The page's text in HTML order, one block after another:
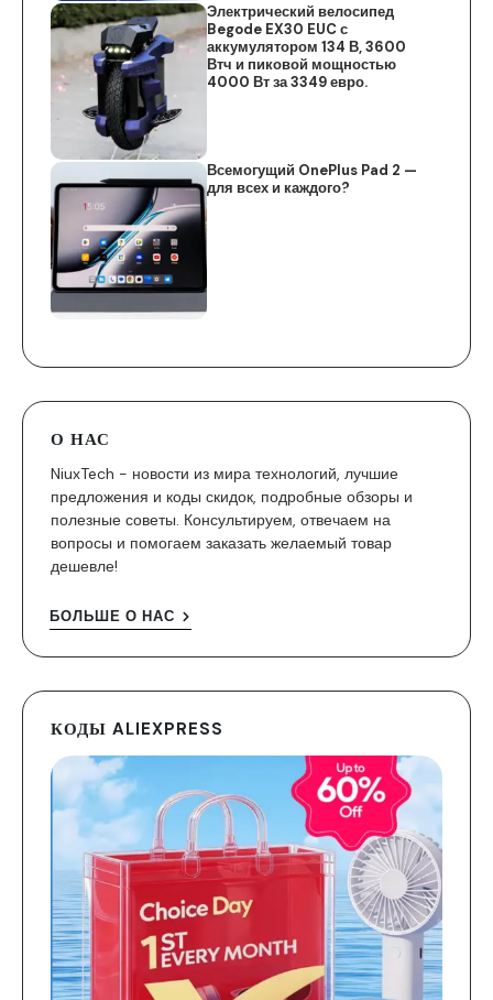
Электрический велосипед
Begode EX30 EUC с
аккумулятором 134 В, 3600
Втч и пиковой мощностью
4000 Вт за 3349 евро.
Всемогущий OnePlus Pad 2 —
для всех и каждого?
О НАС
NiuxTech - новости из мира технологий, лучшие
предложения и коды скидок, подробные обзоры и
полезные советы. Консультируем, отвечаем на
вопросы и помогаем заказать желаемый товар
дешевле!
БОЛЬШЕ О НАС
КОДЫ ALIEXPRESS